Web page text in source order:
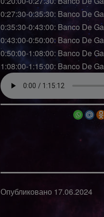
0:27:30-0:35:30: Banco De
0:35:30-0:43:00: Banco De
0:43:00-0:50:00: Banco De
0:50:00-1:08:00: Banco De
1:08:00-1:15:00: Banco De
Опубликовано 17.06.2024